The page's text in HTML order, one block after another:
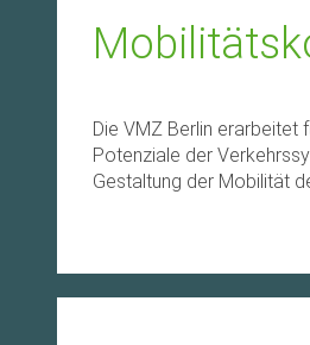
Die VMZ Berlin erarbeitet
Potenziale der
Gestaltung der Mobilität